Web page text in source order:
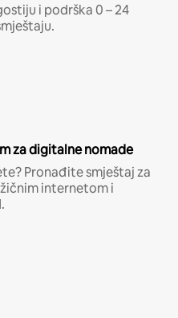
i podrška 0 – 24
za digitalne nomade
Pronađite smještaj za
internetom i